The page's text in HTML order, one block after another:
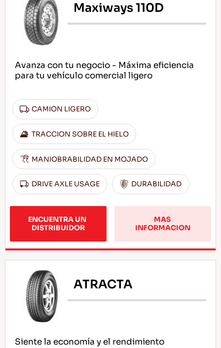
Maxiways 110D
Avanza con tu negocio - Máxima eficiencia
para tu vehículo comercial ligero
CAMION LIGERO
TRACCION SOBRE EL HIELO
MANIOBRABILIDAD EN MOJADO
DRIVE AXLE USAGE DURABILIDAD
ENCUENTRA UN
DISTRIBUIDOR
MAS
INFORMACION
ATRACTA
Siente la economía y el rendimiento